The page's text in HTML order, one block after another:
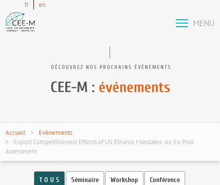
fr en
MENU
DÉCOUVREZ NOS PROCHAINS ÉVÉNEMENTS
CEE-M : événements
Accueil
Evènements
Export Competitiveness Effects of US Ethanol Mandates: An Ex-Post
Assessment
T O U S Séminaire Workshop Conférence